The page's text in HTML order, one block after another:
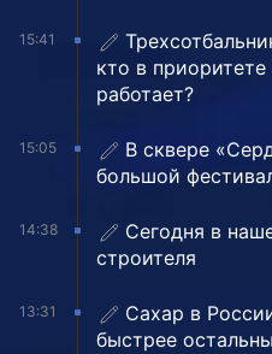
15:41
кто в
работает?
15:05
В сквере
большой
14:38
Сегодня в
строителя
13:31
Сахар в
быстрее